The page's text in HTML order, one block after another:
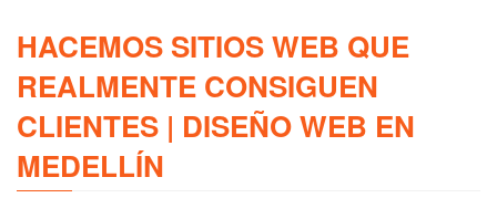
HACEMOS SITIOS WEB QUE
REALMENTE CONSIGUEN
CLIENTES | DISEÑO WEB EN
MEDELLÍN